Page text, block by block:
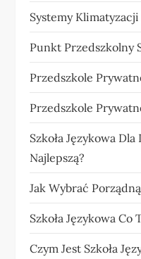
Systemy
Punkt Przedszkolny
Przedszkole
Przedszkole
Szkoła Językowa
Najlepszą?
Jak Wybrać
Szkoła Językowa Co
Czym Jest Szkoła